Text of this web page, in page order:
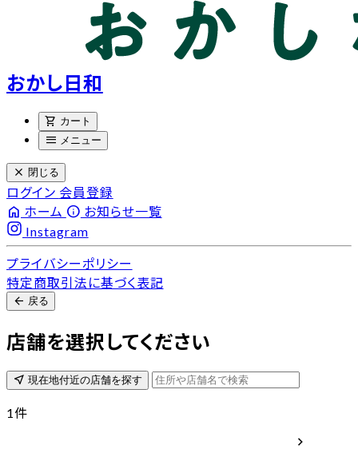
おかし日和
shopping_cart カート
menu メニュー
close 閉じる
ログイン 会員登録
home ホーム info お知らせ一覧
Instagram
プライバシーポリシー
特定商取引法に基づく表記
arrow_back 戻る
店舗を選択してください
near_me 現在地付近の店舗を探す
1件
chevron_right